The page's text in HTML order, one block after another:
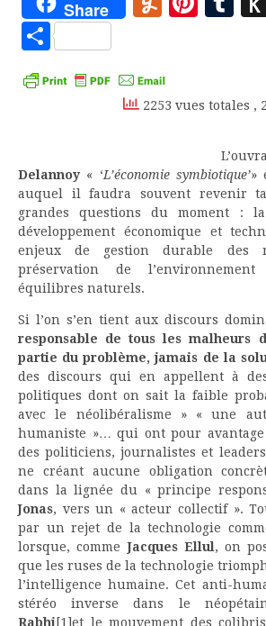
Share
Partager
2253 vues totales ,
Delannoy « ‘L’économie symbiotique’»
auquel il faudra souvent revenir
grandes questions du moment :
développement économique et
enjeux de gestion durable des
préservation de
équilibres naturels.
Si l’on s’en tient aux discours
responsable de tous les
partie du problème, jamais de la
des discours qui en appellent à
politiques dont on sait la faible
avec le néolibéralisme » « une
humaniste »… qui ont pour avantage
des politiciens, journalistes et
ne créant aucune obligation
dans la lignée du « principe
Jonas, vers un « acteur collectif ».
par un rejet de la technologie
lorsque, commeJacques Ellul , on
que les ruses de la technologie
l’intelligence humaine. Cet anti-
stéréo inverse dans le
Rabhi [1]et le mouvement des